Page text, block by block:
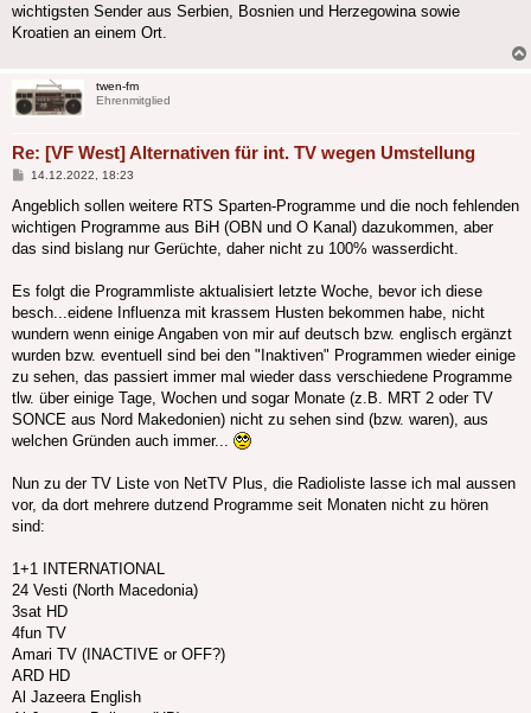
wichtigsten Sender aus Serbien, Bosnien und Herzegowina sowie
Kroatien an einem Ort.
twen-fm
Ehrenmitglied
Re: [VF West] Alternativen für int. TV wegen Umstellung
Beitrag
14.12.2022, 18:23
Angeblich sollen weitere RTS Sparten-Programme und die noch fehlenden
wichtigen Programme aus BiH (OBN und O Kanal) dazukommen, aber
das sind bislang nur Gerüchte, daher nicht zu 100% wasserdicht.
Es folgt die Programmliste aktualisiert letzte Woche, bevor ich diese
besch...eidene Influenza mit krassem Husten bekommen habe, nicht
wundern wenn einige Angaben von mir auf deutsch bzw. englisch ergänzt
wurden bzw. eventuell sind bei den "Inaktiven" Programmen wieder einige
zu sehen, das passiert immer mal wieder dass verschiedene Programme
tlw. über einige Tage, Wochen und sogar Monate (z.B. MRT 2 oder TV
SONCE aus Nord Makedonien) nicht zu sehen sind (bzw. waren), aus
welchen Gründen auch immer...
Nun zu der TV Liste von NetTV Plus, die Radioliste lasse ich mal aussen
vor, da dort mehrere dutzend Programme seit Monaten nicht zu hören
sind:
1+1 INTERNATIONAL
24 Vesti (North Macedonia)
3sat HD
4fun TV
Amari TV (INACTIVE or OFF?)
ARD HD
Al Jazeera English